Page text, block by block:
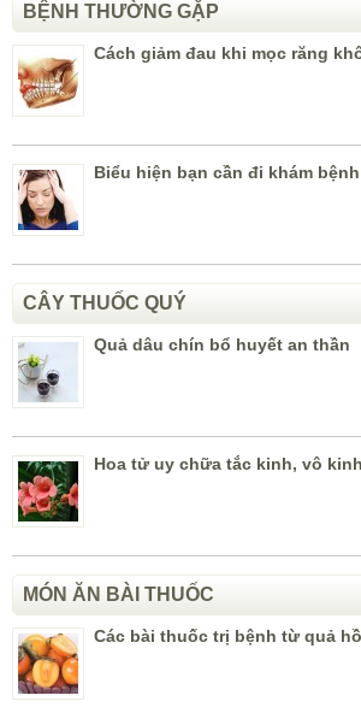
BỆNH THƯỜNG GẶP
Cách giảm đau khi mọc răng
Biểu hiện bạn cần đi khám
CÂY THUỐC QUÝ
Quả dâu chín bổ huyết an thần
Hoa tử uy chữa tắc kinh, vô kinh
MÓN ĂN BÀI THUỐC
Các bài thuốc trị bệnh từ quả